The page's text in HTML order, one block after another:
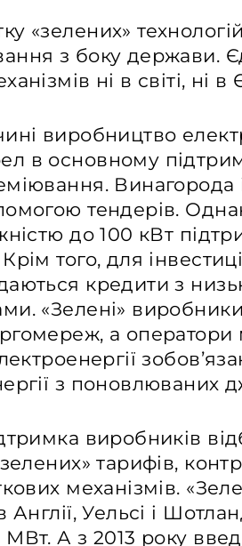
технологій
з боку держави.
ні в світі, ні
виробництво
в основному
Винагорода
тендерів.
до 100 кВт
того, для
кредити з
«Зелені»
а
з поновлюваних
виробників
тарифів,
механізмів.
Уельсі і
А з 2013 року